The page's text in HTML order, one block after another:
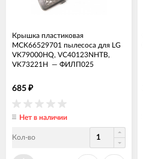
Крышка пластиковая
MCK66529701 пылесоса для LG
VK79000HQ, VC40123NHTB,
VK73221H — ФИЛП025
685 ₽
Нет в наличии
Кол-во